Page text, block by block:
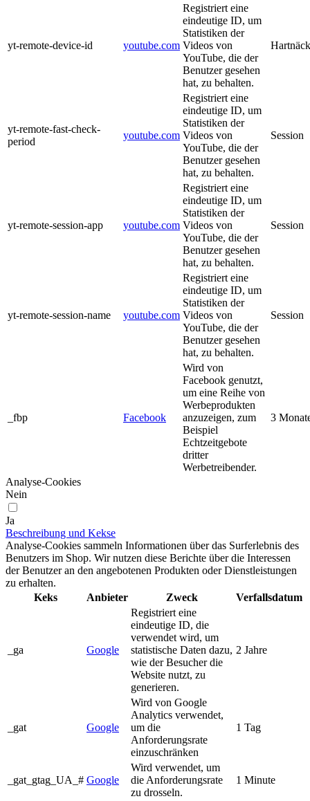
yt-remote-device-id youtube.com
Registriert eine
eindeutige ID, um
Statistiken der
Videos von
YouTube, die der
Benutzer gesehen
hat, zu behalten.
yt-remote-fast-check-
period
youtube.com
Registriert eine
eindeutige ID, um
Statistiken der
Videos von
YouTube, die der
Benutzer gesehen
hat, zu behalten.
Session
yt-remote-session-app youtube.com
Registriert eine
eindeutige ID, um
Statistiken der
Videos von
YouTube, die der
Benutzer gesehen
hat, zu behalten.
Session
yt-remote-session-name youtube.com
Registriert eine
eindeutige ID, um
Statistiken der
Videos von
YouTube, die der
Benutzer gesehen
hat, zu behalten.
Session
_fbp Facebook
Wird von
Facebook genutzt,
um eine Reihe von
Werbeprodukten
anzuzeigen, zum
Beispiel
Echtzeitgebote
dritter
Werbetreibender.
3
Analyse-Cookies
Nein
Ja
Beschreibung und Kekse
Analyse-Cookies sammeln Informationen über das Surferlebnis des
Benutzers im Shop. Wir nutzen diese Berichte über die Interessen
der Benutzer an den angebotenen Produkten oder Dienstleistungen
zu erhalten.
Keks
Anbieter Zweck Verfallsdatum
_ga Google
Registriert eine
eindeutige ID, die
verwendet wird, um
statistische Daten dazu,
wie der Besucher die
Website nutzt, zu
generieren.
2 Jahre
_gat Google
Wird von Google
Analytics verwendet,
um die
Anforderungsrate
einzuschränken
1 Tag
_gat_gtag_UA_# Google
Wird verwendet, um
die Anforderungsrate
zu drosseln.
1 Minute